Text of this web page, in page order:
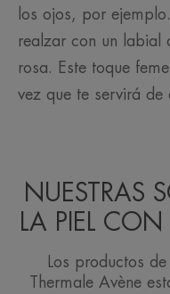
los ojos, por
realzar con un labial
rosa. Este toque
vez que te servirá de
NUESTRAS
LA PIEL
Los productos
Thermale Avène